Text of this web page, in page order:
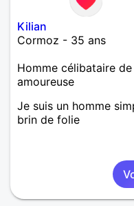
Kilian
Cormoz - 35 ans
Homme célibataire
amoureuse
Je suis un homme
brin de folie